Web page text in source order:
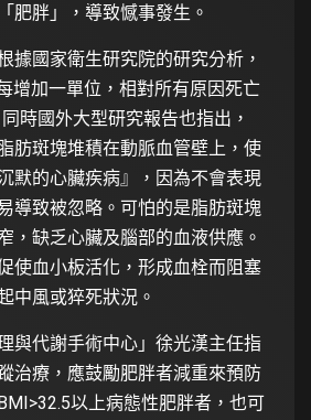
肥胖」，導致憾事發生。
據國家衛生研究院的研究分析，
增加一單位，相對所有原因死亡
時國外大型研究報告也指出，
肪斑塊堆積在動脈血管壁上，使
默的心臟疾病』，因為不會表現
導致被忽略。可怕的是脂肪斑塊
，缺乏心臟及腦部的血液供應。
使血小板活化，形成血栓而阻塞
中風或猝死狀況。
與代謝手術中心」徐光漢主任指
治療，應鼓勵肥胖者減重來預防
以上病態性肥胖者，也可